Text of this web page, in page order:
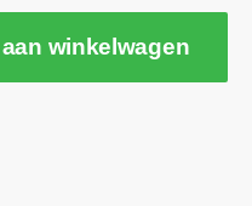
winkelwagen